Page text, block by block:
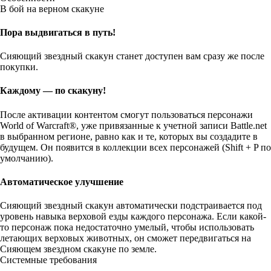
В бой на верном скакуне
Пора выдвигаться в путь!
Сияющий звездный скакун станет доступен вам сразу же после
покупки.
Каждому — по скакуну!
После активации контентом смогут пользоваться персонажи
World of Warcraft®, уже привязанные к учетной записи Battle.net
в выбранном регионе, равно как и те, которых вы создадите в
будущем. Он появится в коллекции всех персонажей (Shift + P по
умолчанию).
Автоматическое улучшение
Сияющий звездный скакун автоматически подстраивается под
уровень навыка верховой езды каждого персонажа. Если какой-
то персонаж пока недостаточно умелый, чтобы использовать
летающих верховых животных, он сможет передвигаться на
Сияющем звездном скакуне по земле.
Системные требования